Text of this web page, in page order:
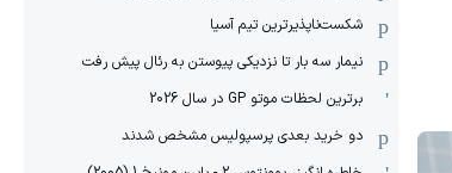
شکست‌ناپذیرترین تیم آسیا
نیمار سه بار تا نزدیکی پیوستن به رئال پیش رفت
برترین لحظات موتو GP در سال 2026
دو خرید بعدی پرسپولیس مشخص شدند